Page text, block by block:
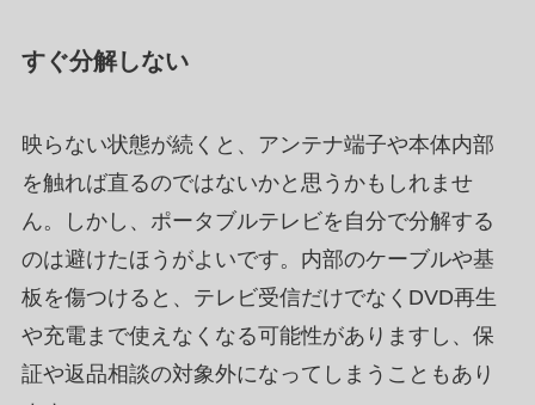
すぐ分解しない
映らない状態が続くと、アンテナ端子や本体内部
を触れば直るのではないかと思うかもしれませ
ん。しかし、ポータブルテレビを自分で分解する
のは避けたほうがよいです。内部のケーブルや基
板を傷つけると、テレビ受信だけでなくDVD再生
や充電まで使えなくなる可能性がありますし、保
証や返品相談の対象外になってしまうこともあり